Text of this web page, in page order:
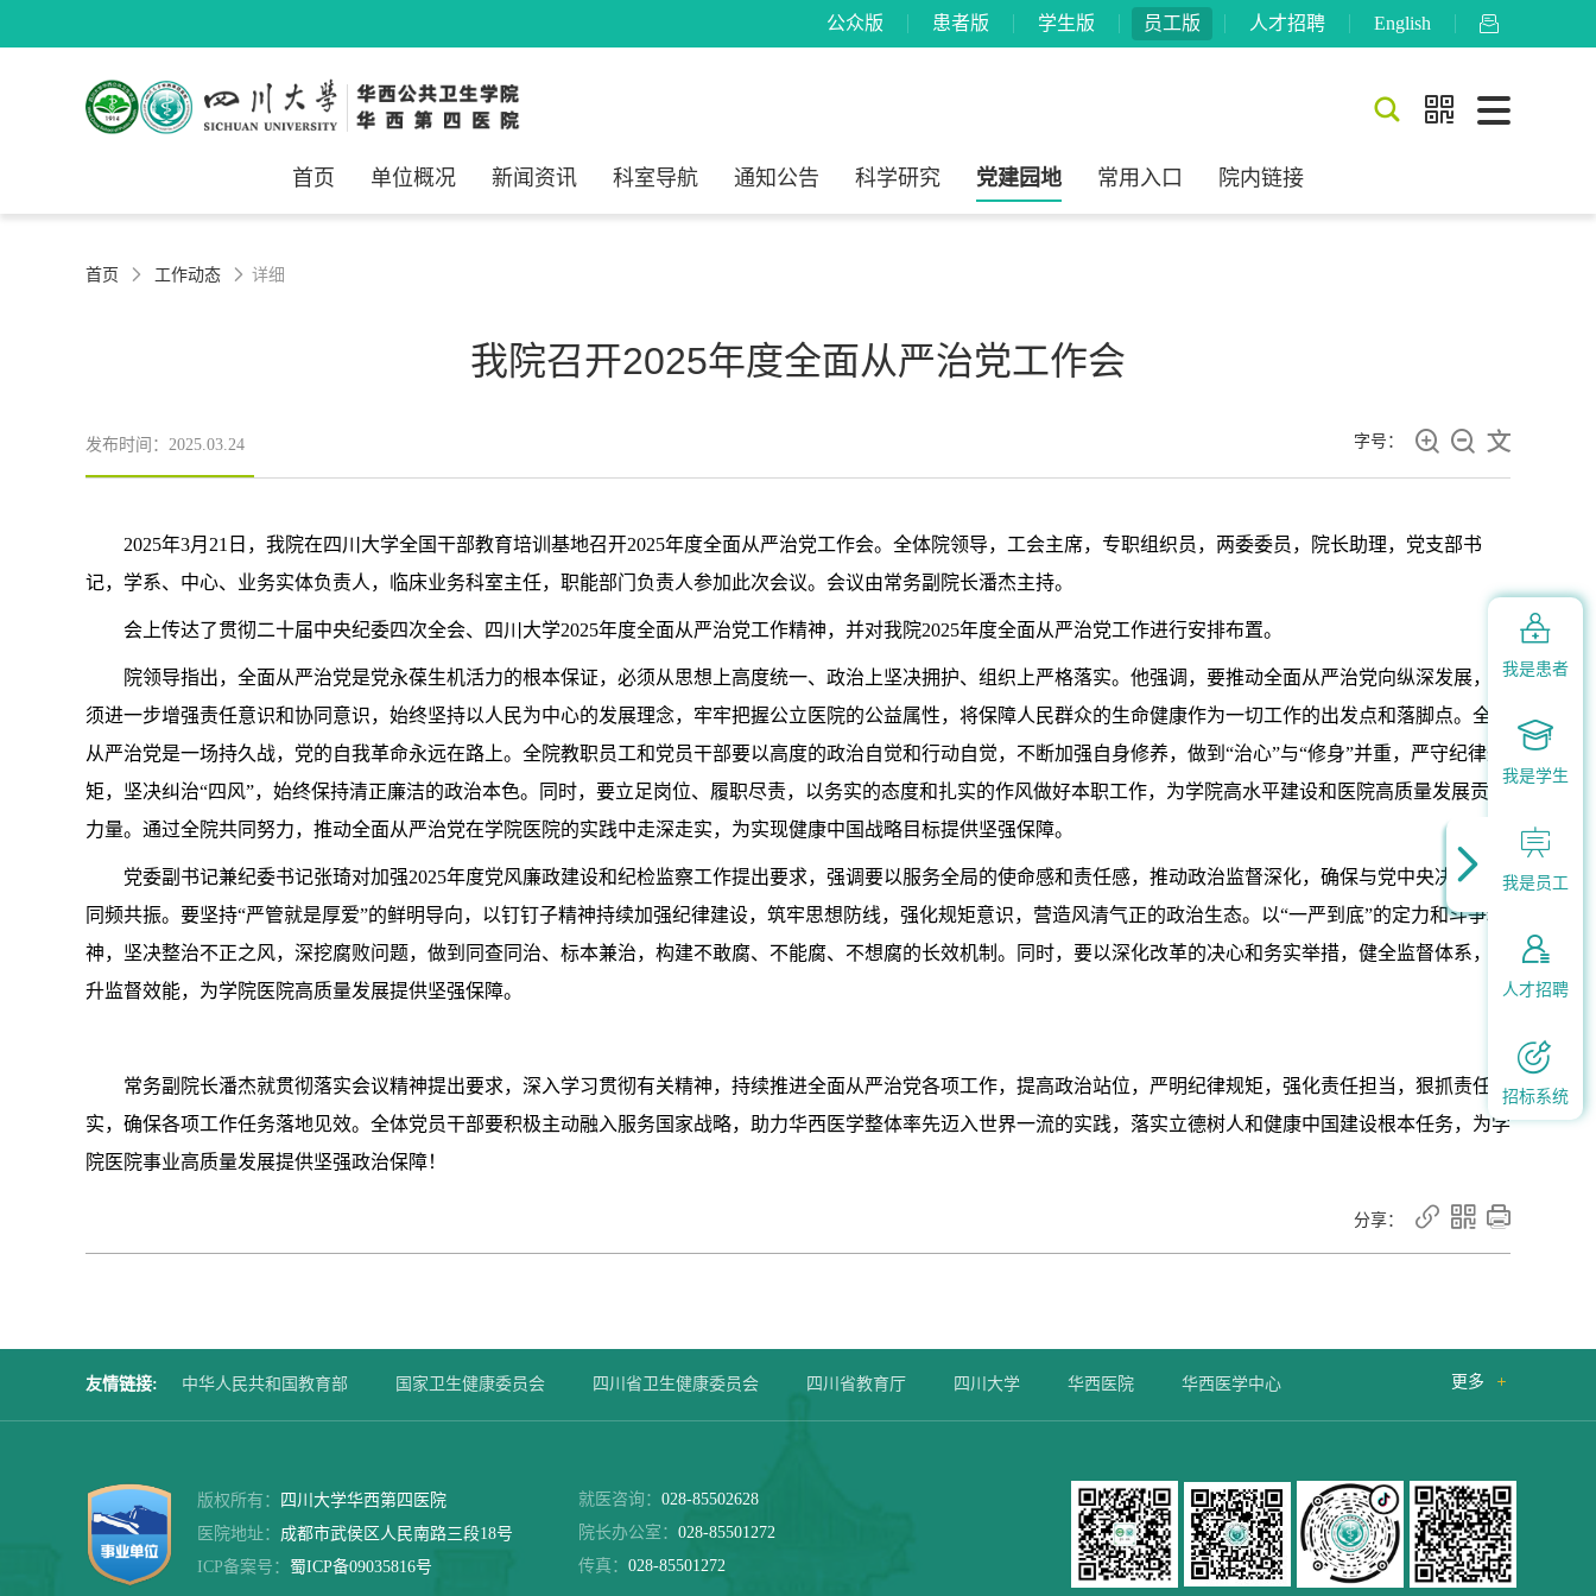
公众版 患者版 学生版 员工版 人才招聘 English 
首页 单位概况 新闻资讯 科室导航 通知公告 科学研究 党建园地 常用入口 院内链接
 
首页  工作动态  详细
我院召开2025年度全面从严治党工作会
发布时间：2025.03.24 字号：   
2025年3月 21 日，我院在四川大学全国干部教育培训基地召开2025年度全面从严治党工作会。全体院领导，工会主席，专职组织员，两委委员，院长助理，党支部书
记，学系、中心、业务实体负责人，临床业务科室主任，职能部门负责人参加此次会议。会议由常务副院长潘杰主持。
会上传达了贯彻二十届中央纪委四次全会、四川大学2025年度全面从严治党工作精神，并对我院2025年度全面从严治党工作进行安排布置。
院领导指出，全面从严治党是党永葆生机活力的根本保证，必须从思想上高度统一、政治上坚决拥护、组织上严格落实。他强调，要推动全面从严治党向纵深发展，必
须进一步增强责任意识和协同意识，始终坚持以人民为中心的发展理念，牢牢把握公立医院的公益属性，将保障人民群众的生命健康作为一切工作的出发点和落脚点。全面
从严治党是一场持久战，党的自我革命永远在路上。全院教职员工和党员干部要以高度的政治自觉和行动自觉，不断加强自身修养，做到“治心”与“修身”并重，严守纪律规
矩，坚决纠治“四风”，始终保持清正廉洁的政治本色。同时，要立足岗位、履职尽责，以务实的态度和扎实的作风做好本职工作，为学院高水平建设和医院高质量发展贡献
力量。通过全院共同努力，推动全面从严治党在学院医院的实践中走深走实，为实现健康中国战略目标提供坚强保障。
党委副书记兼纪委书记张琦对加强2025年度党风廉政建设和纪检监察工作提出要求，强调要以服务全局的使命感和责任感，推动政治监督深化，确保与党中央决策部署
同频共振。要坚持“严管就是厚爱”的鲜明导向，以钉钉子精神持续加强纪律建设，筑牢思想防线，强化规矩意识，营造风清气正的政治生态。以“一严到底”的定力和斗争精
神，坚决整治不正之风，深挖腐败问题，做到同查同治、标本兼治，构建不敢腐、不能腐、不想腐的长效机制。同时，要以深化改革的决心和务实举措，健全监督体系，提
升监督效能，为学院医院高质量发展提供坚强保障。
常务副院长潘杰就贯彻落实会议精神提出要求，深入学习贯彻有关精神，持续推进全面从严治党各项工作，提高政治站位，严明纪律规矩，强化责任担当，狠抓责任落
实，确保各项工作任务落地见效。全体党员干部要积极主动融入服务国家战略，助力华西医学整体率先迈入世界一流的实践，落实立德树人和健康中国建设根本任务，为学
院医院事业高质量发展提供坚强政治保障！
分享：   
友情链接: 中华人民共和国教育部 国家卫生健康委员会 四川省卫生健康委员会 四川省教育厅 四川大学 华西医院 华西医学中心 更多 
版权所有：
四川大学华西第四医院
医院地址： 成都市武侯区人民南路三段18号
ICP备案号： 蜀ICP备09035816号
就医咨询： 028-85502628
院长办公室： 028-85501272
传真： 028-85501272


我是患者

我是学生

我是员工

人才招聘

招标系统